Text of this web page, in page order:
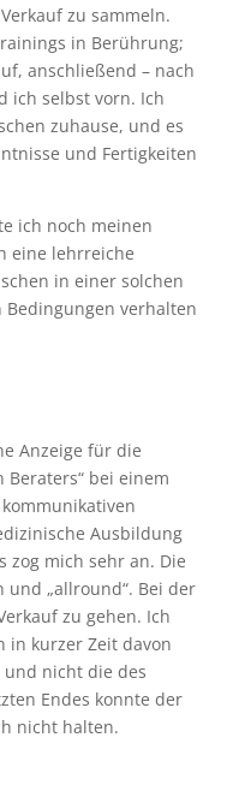
zu sammeln.
in Berührung;
anschließend – nach
ich selbst vorn. Ich
zuhause, und es
und Fertigkeiten
ich noch meinen
eine lehrreiche
in einer solchen
verhalten
Anzeige für die
Beraters“ bei einem
Ausbildung
zog mich sehr an. Die
„allround“. Bei der
zu gehen. Ich
in kurzer Zeit davon
nicht die des
Endes konnte der
nicht halten.